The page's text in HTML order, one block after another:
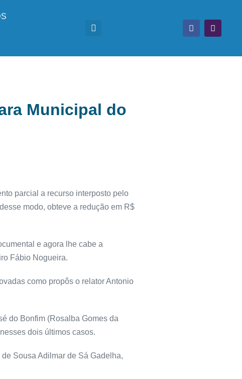
Municipal do
parcial a recurso interposto pelo
modo, obteve a redução em R$
e agora lhe cabe a
Fábio Nogueira.
como propôs o relator Antonio
do Bonfim (Rosalba Gomes da
dois últimos casos.
Sousa Adilmar de Sá Gadelha,